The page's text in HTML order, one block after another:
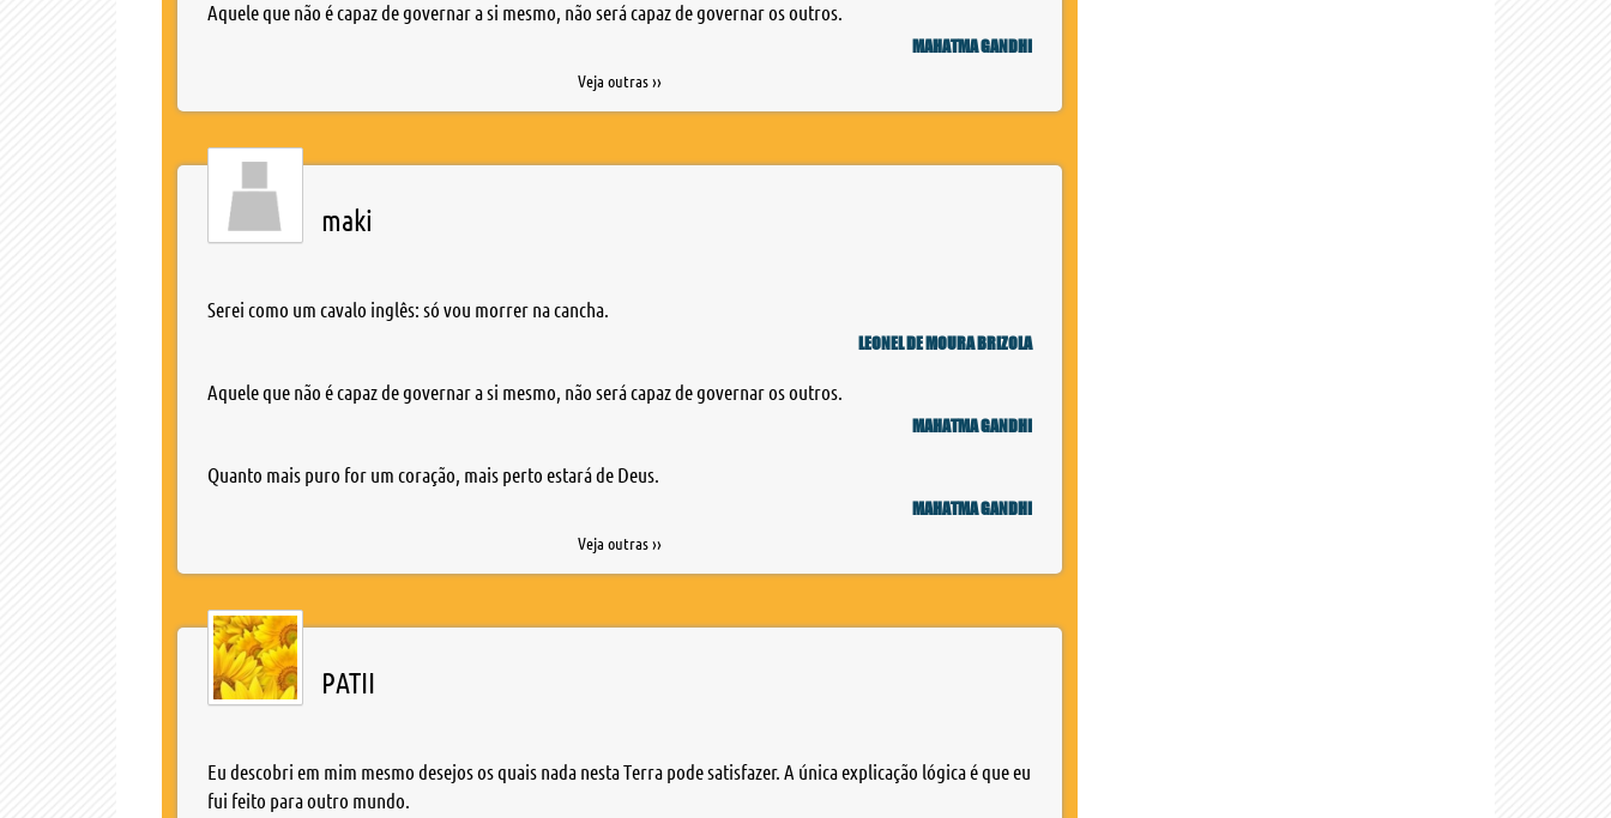
Aquele que não é capaz de governar a si mesmo, não será capaz de governar os outros.
MAHATMA GANDHI
Veja outras ››
maki
Serei como um cavalo inglês: só vou morrer na cancha.
LEONEL DE MOURA BRIZOLA
Aquele que não é capaz de governar a si mesmo, não será capaz de governar os outros.
MAHATMA GANDHI
Quanto mais puro for um coração, mais perto estará de Deus.
MAHATMA GANDHI
Veja outras ››
PATII
Eu descobri em mim mesmo desejos os quais nada nesta Terra pode satisfazer. A única explicação lógica é que eu
fui feito para outro mundo.